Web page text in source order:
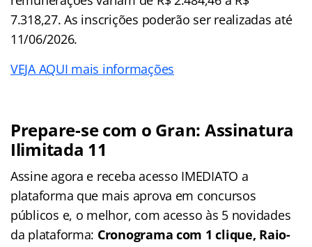
7.318,27. As inscrições poderão ser realizadas até
11/06/2026.
VEJA AQUI mais informações
Prepare-se com o Gran: Assinatura
Ilimitada 11
Assine agora e receba acesso IMEDIATO a
plataforma que mais aprova em concursos
públicos e, o melhor, com acesso às 5 novidades
da plataforma: Cronograma com 1 clique, Raio-